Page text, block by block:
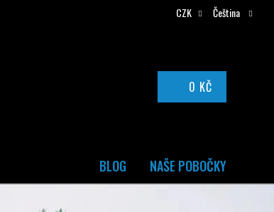
CZK Čeština
NÁKUPNÍ
0 KČ
BLOG NAŠE POBOČKY